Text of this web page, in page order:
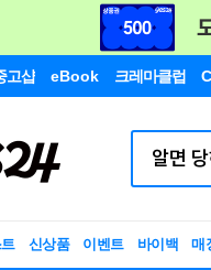
고샵 eBook 크레마클럽
신상품 이벤트 바이백 매